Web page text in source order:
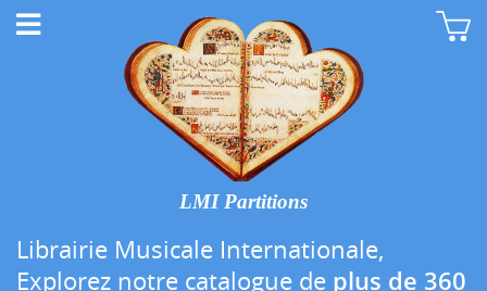
LMI Partitions
Librairie Musicale Internationale,
Explorez notre catalogue de plus de 360